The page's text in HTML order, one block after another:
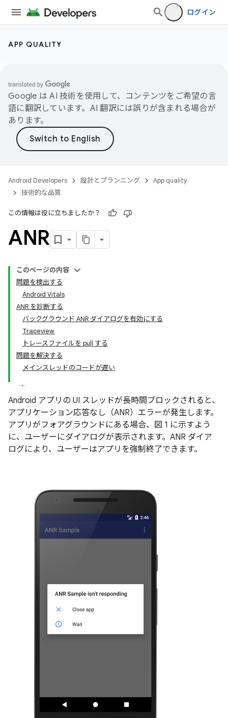
ログイン
APP QUALITY
Google は AI 技術を使用して、コンテンツをご希望の言
語に翻訳しています。AI 翻訳には誤りが含まれる場合が
あります。
Android Developers 設計とプランニング
App quality
技術的な品質
この情報は役に立ちましたか？
ANR
このページの内容
問題を検出する
Android Vitals
ANR を診断する
バックグラウンド ANR ダイアログを有効にする
Traceview
トレースファイルを pull する
問題を解決する
メインスレッドのコードが遅い
Android アプリの UI スレッドが長時間ブロックされると、
アプリケーション応答なし（ANR）エラーが発生します。
アプリがフォアグラウンドにある場合、図 1 に示すよう
に、ユーザーにダイアログが表示されます。ANR ダイア
ログにより、ユーザーはアプリを強制終了できます。